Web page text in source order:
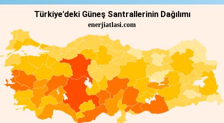
Türkiye'deki Güneş Santrallerinin Dağılımı
enerjiatlasi.com